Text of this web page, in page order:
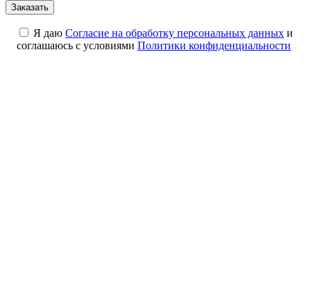
Я даю Cогласие на обработку персональных данных и
соглашаюсь с условиями Политики конфиденциальности